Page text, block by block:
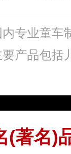
专业童车
产品包括
(著名)